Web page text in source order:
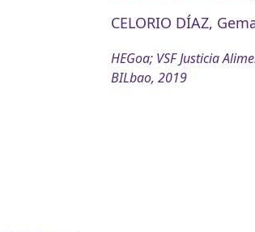
CELORIO DÍAZ,
HEGoa; VSF Justicia
BILbao, 2019